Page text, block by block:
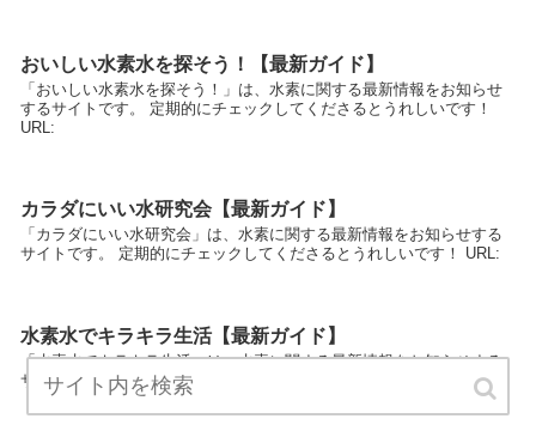
おいしい水素水を探そう！【最新ガイド】
「おいしい水素水を探そう！」は、水素に関する最新情報をお知らせ
するサイトです。 定期的にチェックしてくださるとうれしいです！
URL:
カラダにいい水研究会【最新ガイド】
「カラダにいい水研究会」は、水素に関する最新情報をお知らせする
サイトです。 定期的にチェックしてくださるとうれしいです！ URL:
水素水でキラキラ生活【最新ガイド】
「水素水でキラキラ生活」は、水素に関する最新情報をお知らせする
サイトです。 定期的にチェックしてくださるとうれしいです！ URL: